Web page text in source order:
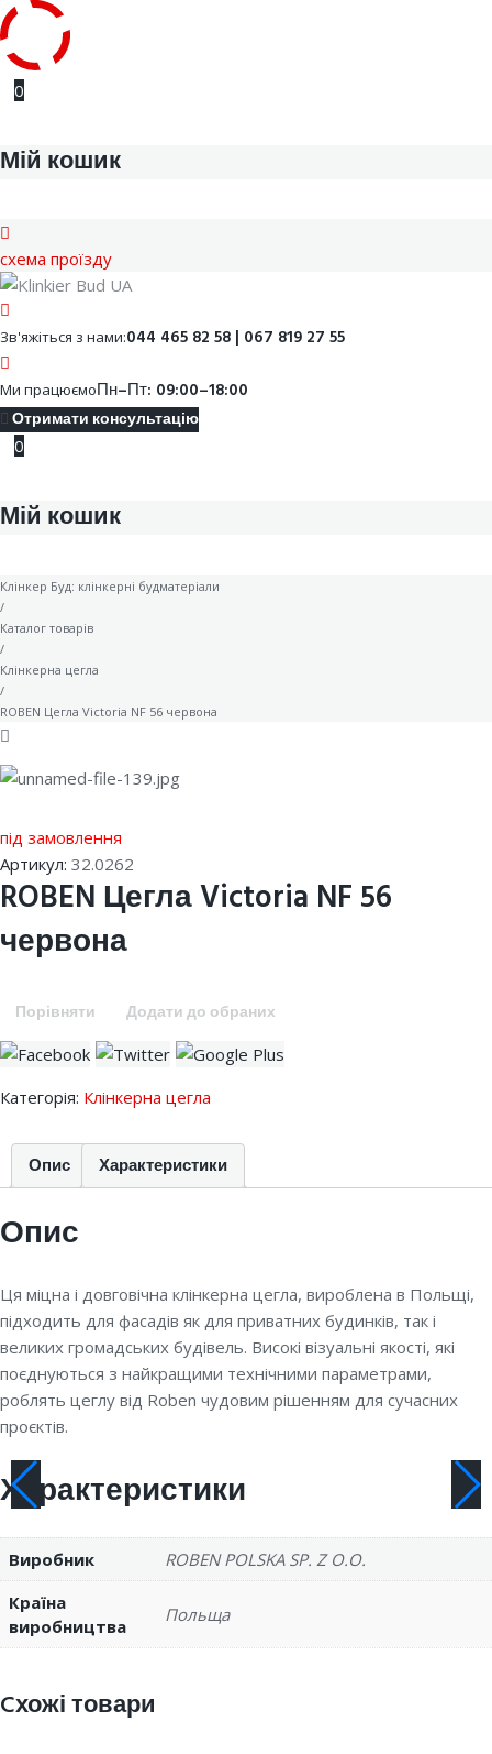
Skip
0
Мій кошик
cхема проїзду
Facebook
Youtube
Instagram
Google
Зв'яжіться з нами:044 465 82 58 | 067 819 27 55
Ми працюємоПн–Пт: 09:00–18:00
Отримати консультацію
0
Мій кошик
Клінкер Буд: клінкерні будматеріали
/
Каталог товарів
/
Клінкерна цегла
/
ROBEN Цегла Victoria NF 56 червона
під замовлення
Артикул: 32.0262
ROBEN Цегла Victoria NF 56
червона
Порівняти Додати до обраних
Категорія: Клінкерна цегла
Опис Характеристики
Опис
Ця міцна і довговічна клінкерна цегла, вироблена в Польщі,
підходить для фасадів як для приватних будинків, так і
великих громадських будівель. Високі візуальні якості, які
поєднуються з найкращими технічними параметрами,
роблять цеглу від Roben чудовим рішенням для сучасних
проєктів.
Характеристики
Виробник
ROBEN POLSKA SP. Z O.O.
Країна
виробництва
Польща
Cхожі товари